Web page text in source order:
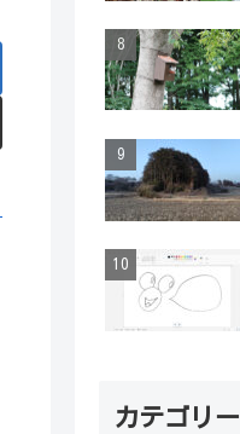
カテゴリー